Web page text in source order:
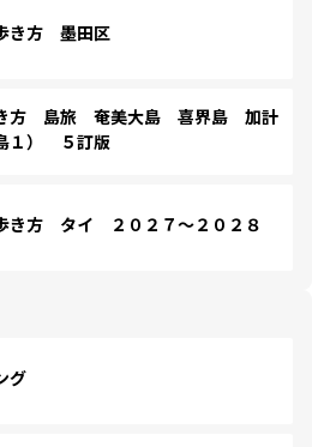
き方 墨田区
方 島旅 奄美大島 喜界島 加計
１） ５訂版
き方 タイ ２０２７～２０２８
グ